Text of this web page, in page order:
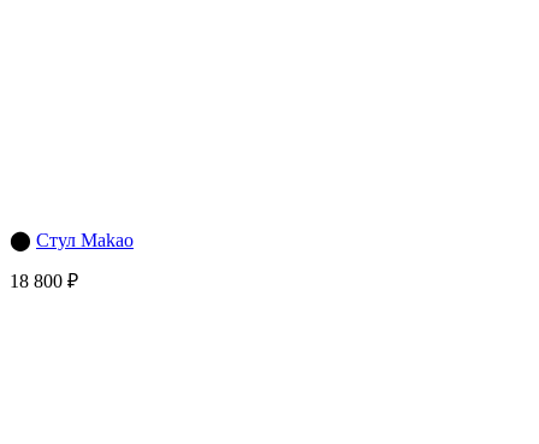
⬤ Стул Makao
18 800 ₽